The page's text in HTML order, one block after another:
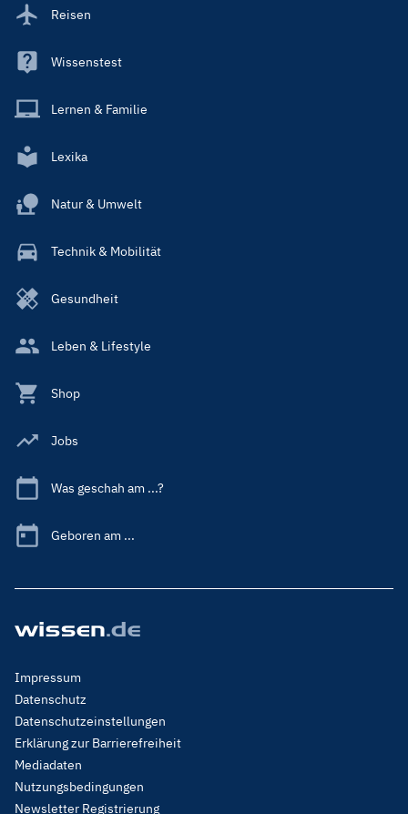
Reisen
Wissenstest
Lernen & Familie
Lexika
Natur & Umwelt
Technik & Mobilität
Gesundheit
Leben & Lifestyle
Shop
Jobs
Was geschah am ...?
Geboren am ...
Footer
Menu
Legal
Impressum
Datenschutz
Datenschutzeinstellungen
Erklärung zur Barrierefreiheit
Mediadaten
Nutzungsbedingungen
Newsletter Registrierung